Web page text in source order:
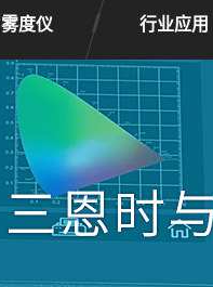
雾度仪 行业应用